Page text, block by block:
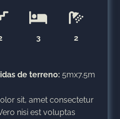
3 2
de terreno: 5mx7.5m
sit, amet consectetur
nisi est voluptas